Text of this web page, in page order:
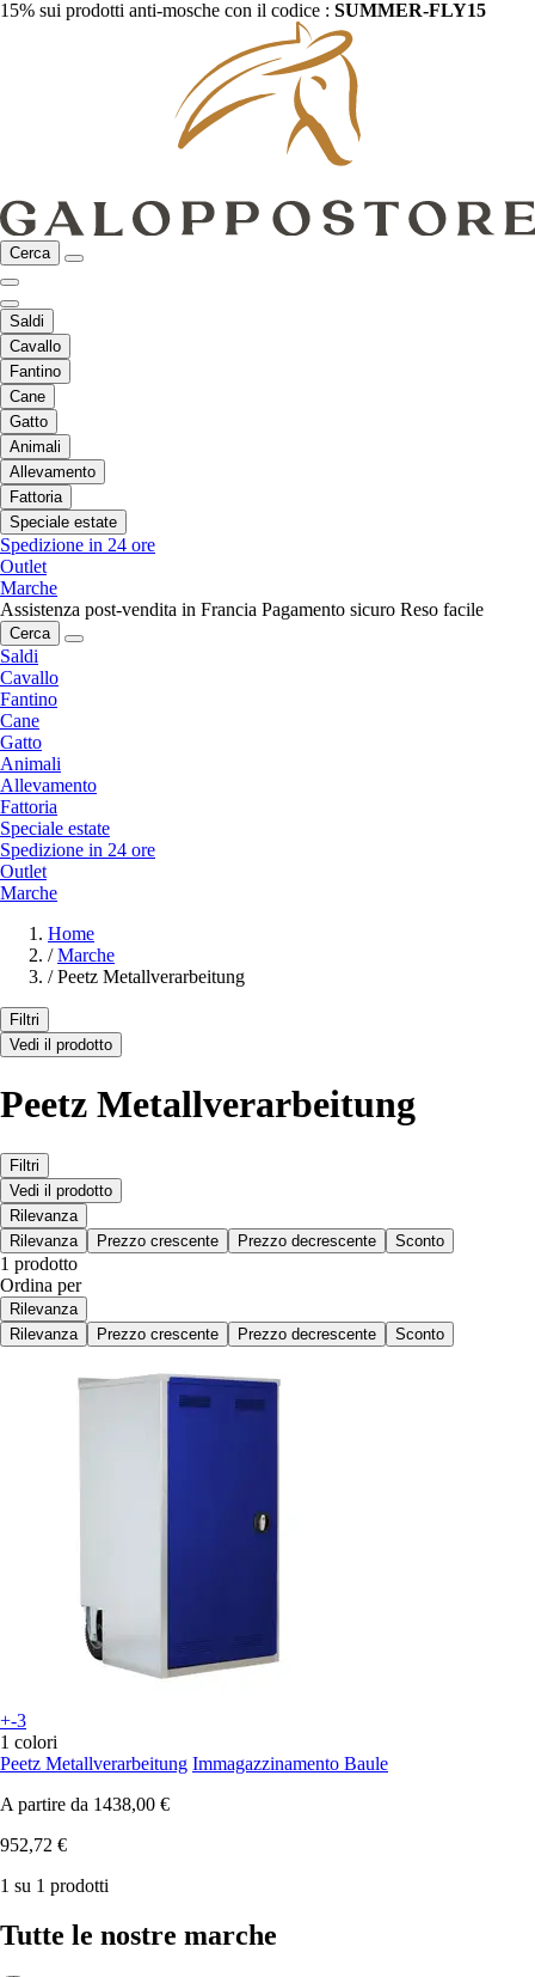
15% sui prodotti anti-mosche con il codice : SUMMER-FLY15
Cerca
Saldi
Cavallo
Fantino
Cane
Gatto
Animali
Allevamento
Fattoria
Speciale estate
Spedizione in 24 ore
Outlet
Marche
Assistenza post-vendita in Francia Pagamento sicuro Reso facile
Cerca
Saldi
Cavallo
Fantino
Cane
Gatto
Animali
Allevamento
Fattoria
Speciale estate
Spedizione in 24 ore
Outlet
Marche
Home
/ Marche
/ Peetz Metallverarbeitung
Filtri
Vedi il prodotto
Peetz Metallverarbeitung
Filtri
Vedi il prodotto
Rilevanza
Rilevanza
Prezzo crescente Prezzo decrescente Sconto
1 prodotto
Ordina per
Rilevanza
Rilevanza
Prezzo crescente Prezzo decrescente Sconto
+-3
1 colori
Peetz Metallverarbeitung Immagazzinamento Baule
A partire da 1438,00 €
952,72 €
1 su 1 prodotti
Tutte le nostre marche